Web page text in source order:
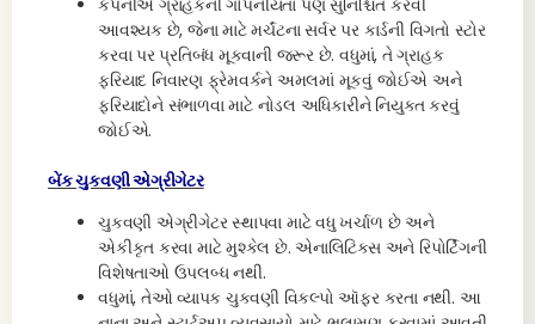
કંપનીએ ગ્રાહકની ગોપનીયતા પણ સુનિશ્ચિત કરવી
આવશ્યક છે, જેના માટે મર્ચંટના સર્વર પર કાર્ડની વિગતો સ્ટોર
કરવા પર પ્રતિબંધ મૂકવાની જરૂર છે. વધુમાં, તે ગ્રાહક
ફરિયાદ નિવારણ ફ્રેમવર્કને અમલમાં મૂકવું જોઈએ અને
ફરિયાદોને સંભાળવા માટે નોડલ અધિકારીને નિયુક્ત કરવું
જોઈએ.
બેંક ચુકવણી એગ્રીગેટર
ચુકવણી એગ્રીગેટર સ્થાપવા માટે વધુ ખર્ચાળ છે અને
એકીકૃત કરવા માટે મુશ્કેલ છે. એનાલિટિક્સ અને રિપોર્ટિંગની
વિશેષતાઓ ઉપલબ્ધ નથી.
વધુમાં, તેઓ વ્યાપક ચુકવણી વિકલ્પો ઑફર કરતા નથી. આ